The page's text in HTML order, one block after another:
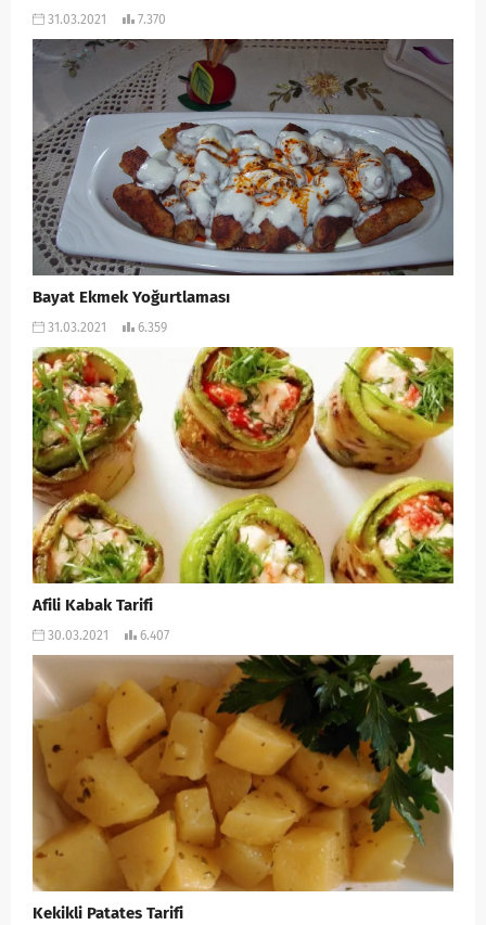
31.03.2021 7.370
Bayat Ekmek Yoğurtlaması
31.03.2021 6.359
Afili Kabak Tarifi
30.03.2021 6.407
Kekikli Patates Tarifi